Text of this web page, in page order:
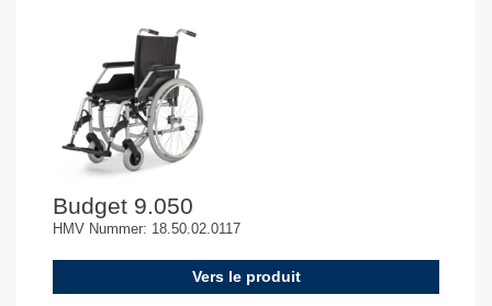
Budget 9.050
HMV Nummer: 18.50.02.0117
Vers le produit